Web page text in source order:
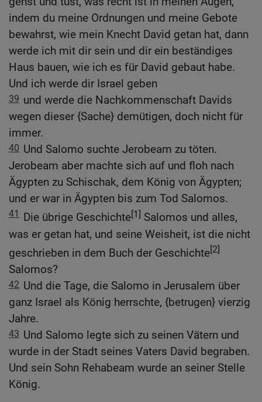
indem du meine Ordnungen und meine Gebote
bewahrst, wie mein Knecht David getan hat, dann
werde ich mit dir sein und dir ein beständiges
Haus bauen, wie ich es für David gebaut habe.
Und ich werde dir Israel geben
39 und werde die Nachkommenschaft Davids
wegen dieser {Sache} demütigen, doch nicht für
immer.
40 Und Salomo suchte Jerobeam zu töten.
Jerobeam aber machte sich auf und floh nach
Ägypten zu Schischak, dem König von Ägypten;
und er war in Ägypten bis zum Tod Salomos.
41 Die übrige Geschichte[1] Salomos und alles,
was er getan hat, und seine Weisheit, ist die nicht
geschrieben in dem Buch der Geschichte[2]
Salomos?
42 Und die Tage, die Salomo in Jerusalem über
ganz Israel als König herrschte, {betrugen} vierzig
Jahre.
43 Und Salomo legte sich zu seinen Vätern und
wurde in der Stadt seines Vaters David begraben.
Und sein Sohn Rehabeam wurde an seiner Stelle
König.